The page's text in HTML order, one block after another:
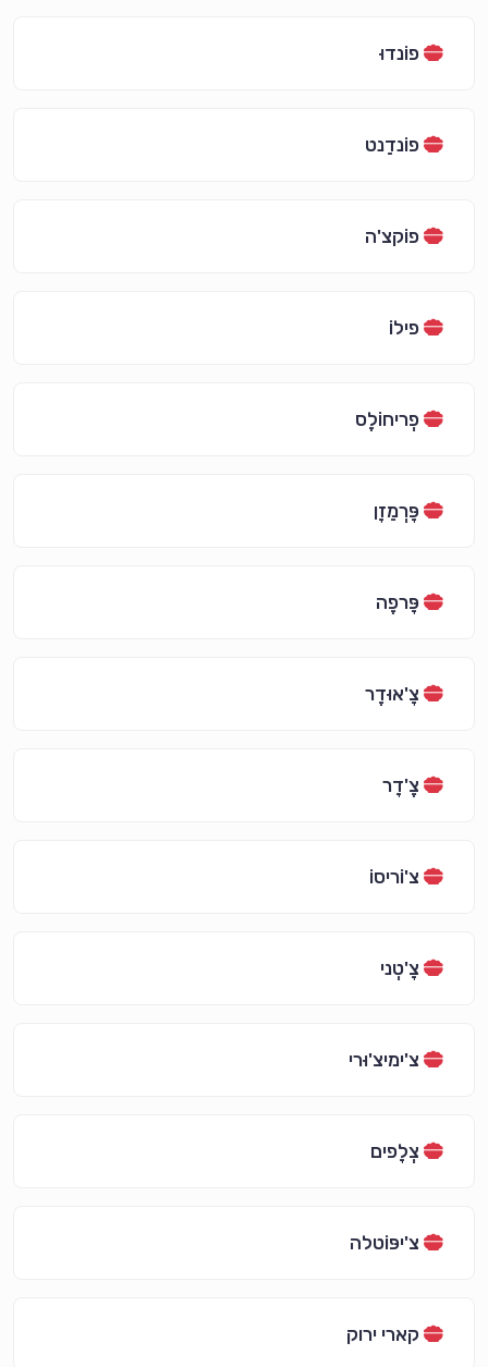
פוֹנדוּ
פוֹנדַנט
פוֹקצ'ה
פילוֹ
פְריחוֹלֶס
פָּרְמֵזָן
פָּרפֶה
צָ'אוּדֶר
צֶ'דָר
צ'וֹריסוֹ
צָ'טְני
צ'ימיצ'וּרי
צְלָפים
צ'יפּוֹטלה
קארי ירוק